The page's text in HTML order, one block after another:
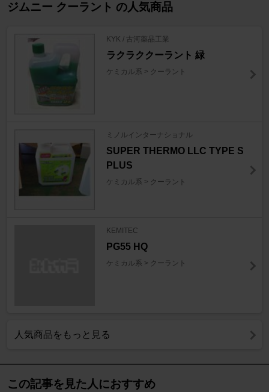
ジムニー クーラント の人気商品
KYK / 古河薬品工業
ラクラククーラント 緑
ケミカル系 > クーラント
ミノルインターナショナル
SUPER THERMO LLC TYPE S
PLUS
ケミカル系 > クーラント
KEMITEC
PG55 HQ
ケミカル系 > クーラント
人気商品をもっと見る
この記事を見た人におすすめ